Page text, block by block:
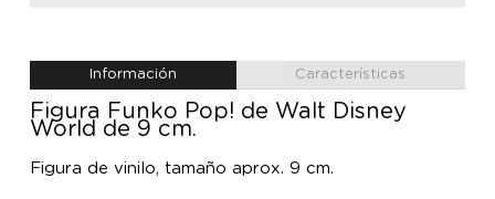
Información Características
Figura Funko Pop! de Walt Disney
World de 9 cm.
Figura de vinilo, tamaño aprox. 9 cm.